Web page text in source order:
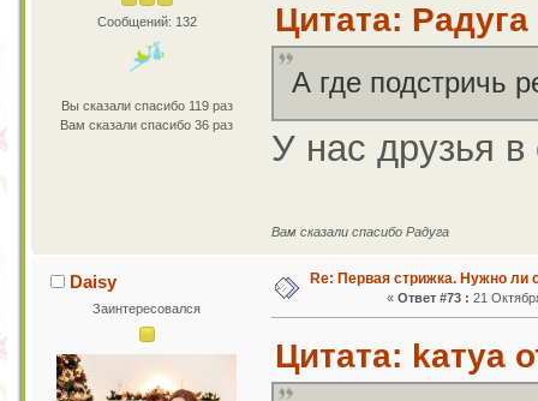
Сообщений: 132
Вы сказали спасибо 119 раз
Вам сказали спасибо 36 раз
Цитата:
А где подстричь
У нас друзья в
Вам сказали спасибо Радуга
Daisy
Заинтересовался
Re: Первая стрижка. Нужно ли
«Ответ #73 : 21
Цитата: kaтya